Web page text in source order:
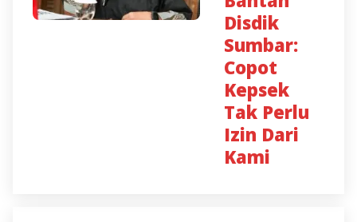
Disdik
Sumbar:
Copot
Kepsek
Tak Perlu
Izin Dari
Kami